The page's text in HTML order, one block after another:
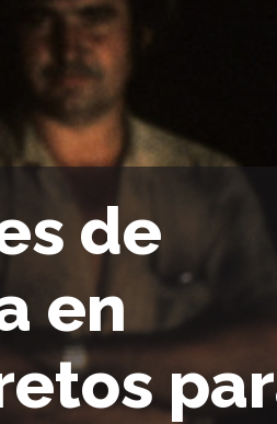
de
en